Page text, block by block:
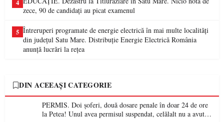
4
zece, 90 de candidați au picat examenul
5 Întreruperi programate de energie electrică în mai multe localități
din județul Satu Mare. Distribuție Energie Electrică România
anunță lucrări la rețea
DIN ACEEAȘI CATEGORIE
PERMIS. Doi șoferi, două dosare penale în doar 24 de ore
la Petea! Unul avea permisul suspendat, celălalt nu a avut